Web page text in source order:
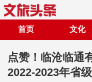
首页 文化
点赞！临沧临通
2022-2023年省